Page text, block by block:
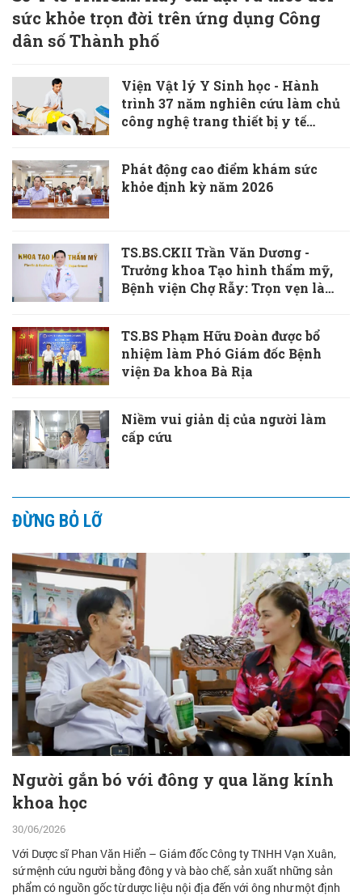
sức khỏe trọn đời trên ứng dụng Công
dân số Thành phố
Viện Vật lý Y Sinh học - Hành
trình 37 năm nghiên cứu làm chủ
công nghệ trang thiết bị y tế
Phát động cao điểm khám sức
khỏe định kỳ năm 2026
TS.BS.CKII Trần Văn Dương -
Trưởng khoa Tạo hình thẩm mỹ,
Bệnh viện Chợ Rẫy: Trọn vẹn là
TS.BS Phạm Hữu Đoàn được bổ
nhiệm làm Phó Giám đốc Bệnh
viện Đa khoa Bà Rịa
Niềm vui giản dị của người làm
cấp cứu
ĐỪNG BỎ LỠ
Người gắn bó với đông y qua lăng kính
khoa học
30/06/2026
Với Dược sĩ Phan Văn Hiển – Giám đốc Công ty TNHH Vạn Xuân,
sứ mệnh cứu người bằng đông y và bào chế, sản xuất những sản
phẩm có nguồn gốc từ dược liệu nội địa đến với ông như một định